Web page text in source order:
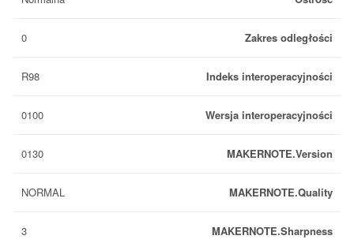
Zakres odległości
0
Indeks interoperacyjności
R98
Wersja interoperacyjności
0100
MAKERNOTE.Version
0130
MAKERNOTE.Quality
NORMAL
MAKERNOTE.Sharpness
3